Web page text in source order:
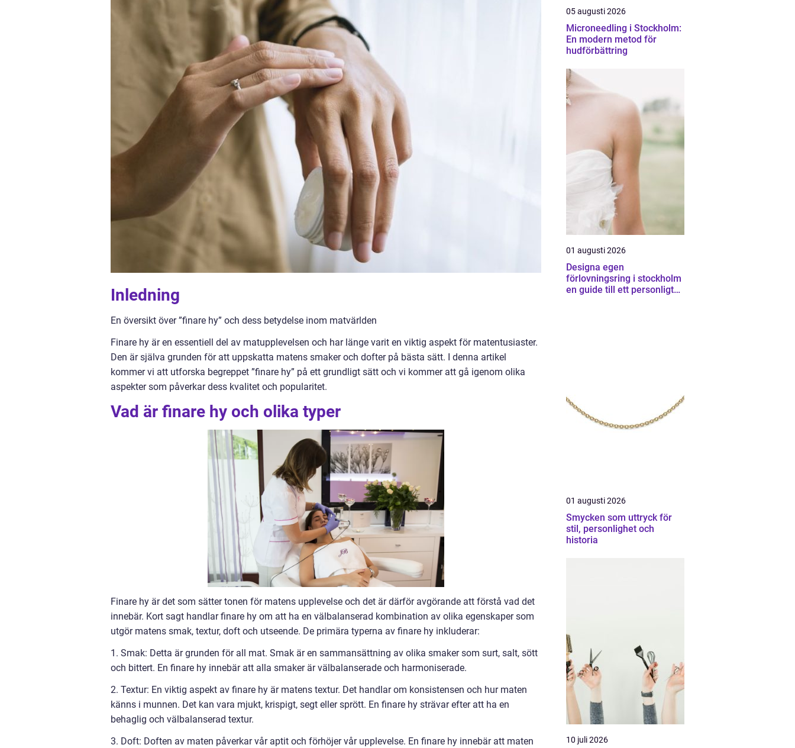
Inledning
En översikt över ”finare hy” och dess betydelse inom matvärlden
Finare hy är en essentiell del av matupplevelsen och har länge varit en viktig aspekt för matentusiaster.
Den är själva grunden för att uppskatta matens smaker och dofter på bästa sätt. I denna artikel
kommer vi att utforska begreppet ”finare hy” på ett grundligt sätt och vi kommer att gå igenom olika
aspekter som påverkar dess kvalitet och popularitet.
Vad är finare hy och olika typer
Finare hy är det som sätter tonen för matens upplevelse och det är därför avgörande att förstå vad det
innebär. Kort sagt handlar finare hy om att ha en välbalanserad kombination av olika egenskaper som
utgör matens smak, textur, doft och utseende. De primära typerna av finare hy inkluderar:
1. Smak: Detta är grunden för all mat. Smak är en sammansättning av olika smaker som surt, salt, sött
och bittert. En finare hy innebär att alla smaker är välbalanserade och harmoniserade.
2. Textur: En viktig aspekt av finare hy är matens textur. Det handlar om konsistensen och hur maten
känns i munnen. Det kan vara mjukt, krispigt, segt eller sprött. En finare hy strävar efter att ha en
behaglig och välbalanserad textur.
3. Doft: Doften av maten påverkar vår aptit och förhöjer vår upplevelse. En finare hy innebär att maten
05 augusti 2026
Microneedling i Stockholm:
En modern metod för
hudförbättring
01 augusti 2026
Designa egen
förlovningsring i stockholm
en guide till ett personligt
01 augusti 2026
Smycken som uttryck för
stil, personlighet och
historia
10 juli 2026